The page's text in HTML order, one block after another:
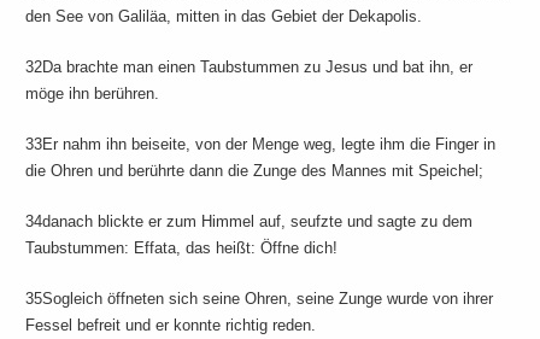
den See von Galiläa, mitten in das Gebiet der Dekapolis.
32Da brachte man einen Taubstummen zu Jesus und bat ihn, er
möge ihn berühren.
33Er nahm ihn beiseite, von der Menge weg, legte ihm die Finger in
die Ohren und berührte dann die Zunge des Mannes mit Speichel;
34danach blickte er zum Himmel auf, seufzte und sagte zu dem
Taubstummen: Effata, das heißt: Öffne dich!
35Sogleich öffneten sich seine Ohren, seine Zunge wurde von ihrer
Fessel befreit und er konnte richtig reden.